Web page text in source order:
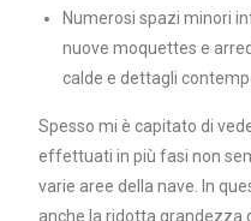
Numerosi spazi minori
nuove moquettes e
calde e dettagli
Spesso mi è capitato di
effettuati in più fasi non
varie aree della nave. In
anche la ridotta grandezza